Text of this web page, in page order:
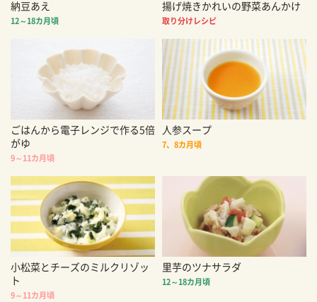
納豆あえ
12～18カ月頃
揚げ焼きかれいの野菜あんかけ
取り分けレシピ
ごはんから電子レンジで作る5倍
がゆ
9～11カ月頃
人参スープ
7、8カ月頃
小松菜とチーズのミルクリゾッ
ト
9～11カ月頃
里芋のツナサラダ
12～18カ月頃